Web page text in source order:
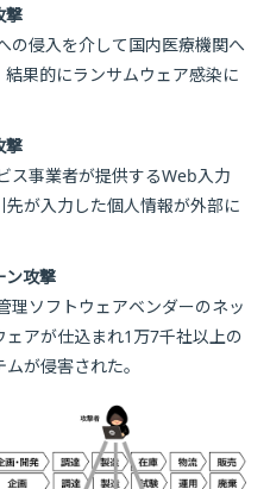
撃
の侵入を介して国内医療機関へ
果的にランサムウェア感染に
撃
ス事業者が提供するWeb入力
が入力した個人情報が外部に
ン攻撃
理ソフトウェアベンダーのネッ
ェアが仕込まれ1万7千社以上の
が侵害された。